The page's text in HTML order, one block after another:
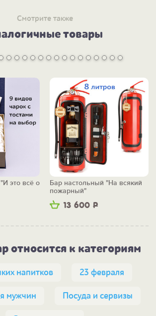
Смотрите также
товары
это всё о
13 600 Р
Бар настольный "На всякий
пожарный"
относится к категориям
напитков 23 февраля
мужчин Посуда и сервизы